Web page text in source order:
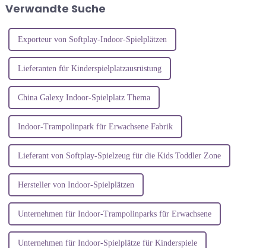
wettbewerbsfähig geworden.
Verwandte Suche
Exporteur von Softplay-Indoor-Spielplätzen
Lieferanten für Kinderspielplatzausrüstung
China Galexy Indoor-Spielplatz Thema
Indoor-Trampolinpark für Erwachsene Fabrik
Lieferant von Softplay-Spielzeug für die Kids Toddler Zone
Hersteller von Indoor-Spielplätzen
Unternehmen für Indoor-Trampolinparks für Erwachsene
Unternehmen für Indoor-Spielplätze für Kinderspiele